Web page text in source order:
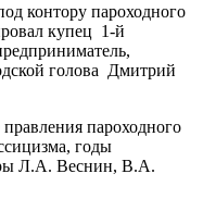
контору пароходного
купец 1-й
голова Дмитрий
пароходного
годы
Л.А. Веснин, В.А.